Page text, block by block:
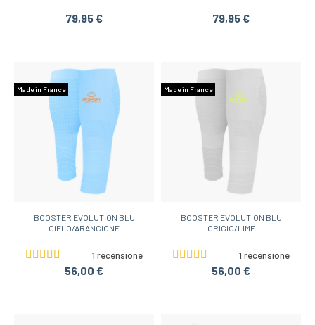
79,95 € 79,95 €
Made in France
BOOSTER EVOLUTION BLU
CIELO/ARANCIONE
1 recensione
56,00 €
Made in France
BOOSTER EVOLUTION BLU
GRIGIO/LIME
1 recensione
56,00 €